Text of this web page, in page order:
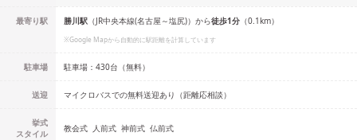
最寄り駅 勝川駅 （JR中央本線(名古屋～塩尻)） から徒歩1分 （0.1km）
※Google Mapから自動的に駅距離を計算しています
駐車場 駐車場：430台（無料）
送迎 マイクロバスでの無料送迎あり（距離応相談）
挙式
スタイル
教会式 人前式 神前式 仏前式